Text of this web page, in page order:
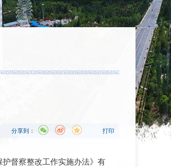
打印
分享到：
督察整改工作实施办法》有